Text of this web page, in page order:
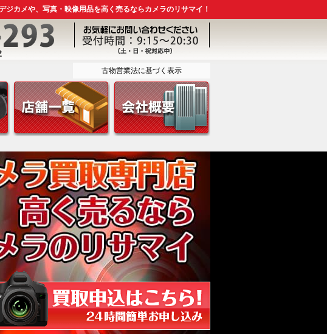
ジカメや、写真・映像用品を高く売るならカメラのリサマイ！
古物営業法に基づく表示